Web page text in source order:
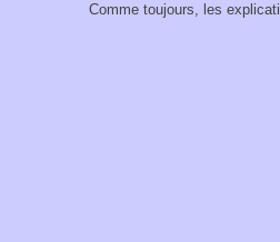
Comme toujours, les